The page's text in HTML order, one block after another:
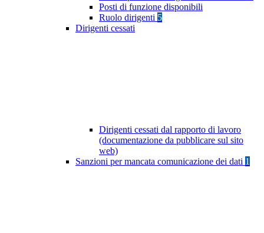
Posti di funzione disponibili
Ruolo dirigenti 5
Dirigenti cessati
Dirigenti cessati dal rapporto di lavoro
(documentazione da pubblicare sul sito
web)
Sanzioni per mancata comunicazione dei dati 1